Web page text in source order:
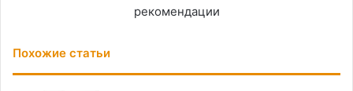
Похожие статьи